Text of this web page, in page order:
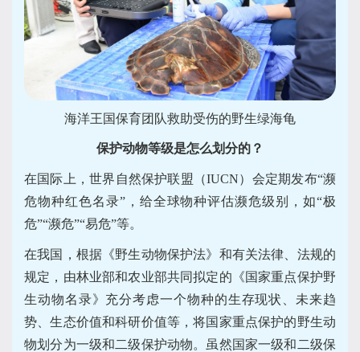
海洋王国保育团队救助受伤的野生绿海龟
保护动物等级是怎么划分的？
在国际上，世界自然保护联盟（IUCN）会定期发布“濒
危物种红色名录”，给全球物种评估濒危级别，如“极
危”“濒危”“易危”等。
在我国，根据《野生动物保护法》和有关法律、法规的
规定，由林业部和农业部共同拟定的《国家重点保护野
生动物名录》充分考虑一个物种的生存现状、未来趋
势、生态价值和科研价值等，将国家重点保护的野生动
物划分为一级和二级保护动物。虽然国家一级和二级保